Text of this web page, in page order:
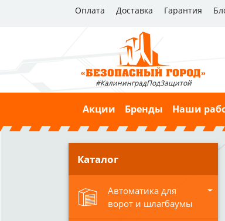
Оплата Доставка Гарантия
#КалининградПодЗащитой
Акции Бренды Наши
Каталог
Автоматика для
ворот и шлагбаумы